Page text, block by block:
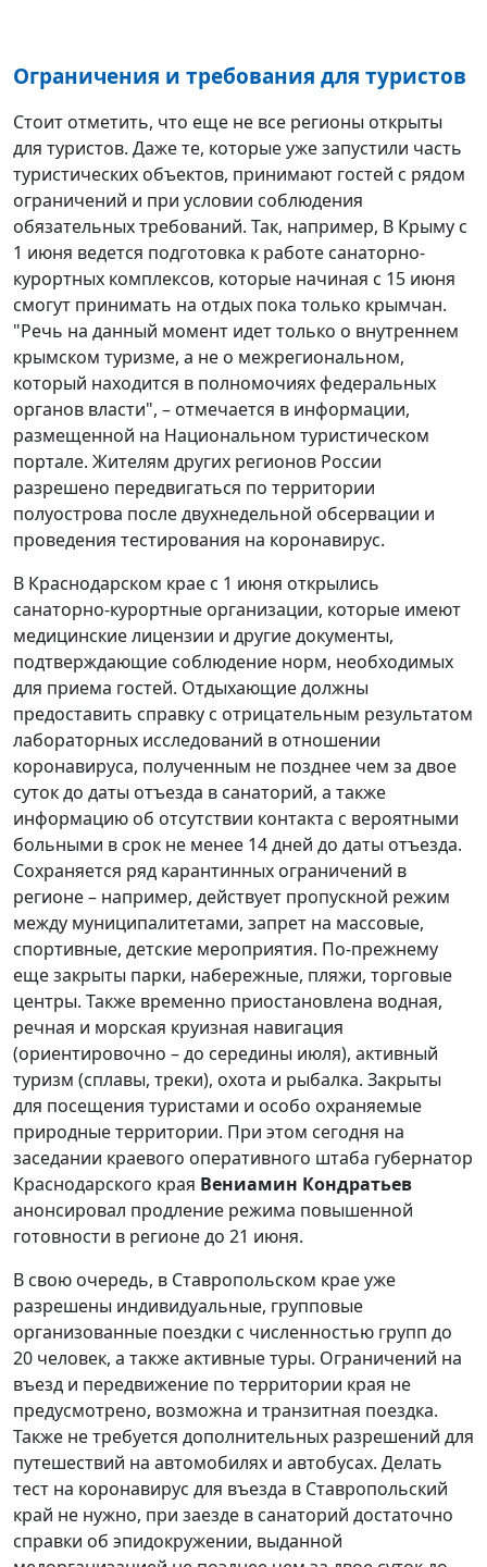
Ограничения и требования для туристов
Стоит отметить, что еще не все регионы открыты
для туристов. Даже те, которые уже запустили часть
туристических объектов, принимают гостей с рядом
ограничений и при условии соблюдения
обязательных требований. Так, например, В Крыму с
1 июня ведется подготовка к работе санаторно-
курортных комплексов, которые начиная с 15 июня
смогут принимать на отдых пока только крымчан.
"Речь на данный момент идет только о внутреннем
крымском туризме, а не о межрегиональном,
который находится в полномочиях федеральных
органов власти", – отмечается в информации,
размещенной на Национальном туристическом
портале. Жителям других регионов России
разрешено передвигаться по территории
полуострова после двухнедельной обсервации и
проведения тестирования на коронавирус.
В Краснодарском крае с 1 июня открылись
санаторно-курортные организации, которые имеют
медицинские лицензии и другие документы,
подтверждающие соблюдение норм, необходимых
для приема гостей. Отдыхающие должны
предоставить справку с отрицательным результатом
лабораторных исследований в отношении
коронавируса, полученным не позднее чем за двое
суток до даты отъезда в санаторий, а также
информацию об отсутствии контакта с вероятными
больными в срок не менее 14 дней до даты отъезда.
Сохраняется ряд карантинных ограничений в
регионе – например, действует пропускной режим
между муниципалитетами, запрет на массовые,
спортивные, детские мероприятия. По-прежнему
еще закрыты парки, набережные, пляжи, торговые
центры. Также временно приостановлена водная,
речная и морская круизная навигация
(ориентировочно – до середины июля), активный
туризм (сплавы, треки), охота и рыбалка. Закрыты
для посещения туристами и особо охраняемые
природные территории. При этом сегодня на
заседании краевого оперативного штаба губернатор
Краснодарского края Вениамин Кондратьев
анонсировал продление режима повышенной
готовности в регионе до 21 июня.
В свою очередь, в Ставропольском крае уже
разрешены индивидуальные, групповые
организованные поездки с численностью групп до
20 человек, а также активные туры. Ограничений на
въезд и передвижение по территории края не
предусмотрено, возможна и транзитная поездка.
Также не требуется дополнительных разрешений для
путешествий на автомобилях и автобусах. Делать
тест на коронавирус для въезда в Ставропольский
край не нужно, при заезде в санаторий достаточно
справки об эпидокружении, выданной